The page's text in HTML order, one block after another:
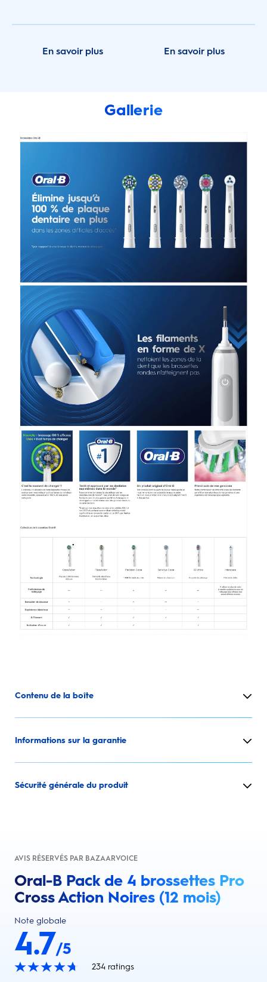
En savoir plus En savoir plus
Gallerie
Contenu de la boîte
Informations sur la garantie
Sécurité générale du produit
AVIS RÉSERVÉS PAR BAZAARVOICE
Oral-B Pack de 4 brossettes Pro
Cross Action Noires (12 mois)
Note globale
4.7/5
234 ratings